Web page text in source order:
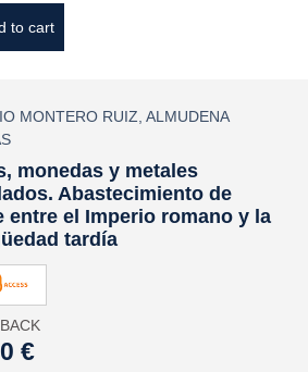
to cart
MONTERO RUIZ ,ALMUDENA
monedas y metales
Abastecimiento de
entre el Imperio romano y la
tardía
€